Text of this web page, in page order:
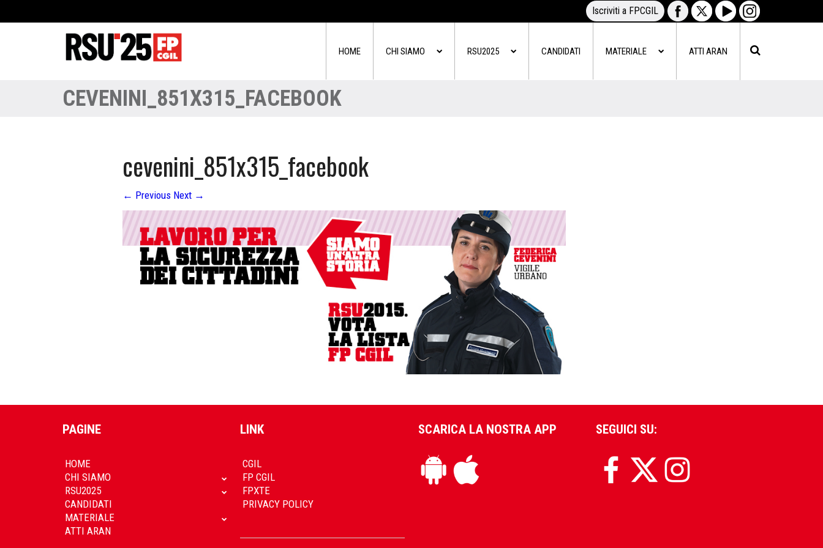
Iscriviti a FPCGIL
HOME CHI SIAMO RSU2025 CANDIDATI MATERIALE ATTI ARAN
CEVENINI_851X315_FACEBOOK
cevenini_851x315_facebook
← Previous Next →
PAGINE
HOME
CHI SIAMO
RSU2025
CANDIDATI
MATERIALE
ATTI ARAN
LINK
CGIL
FP CGIL
FPXTE
PRIVACY POLICY
SCARICA LA NOSTRA APP SEGUICI SU: